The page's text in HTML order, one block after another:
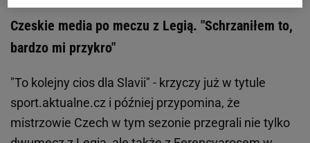
Czeskie media po meczu z Legią. "Schrzaniłem to,
bardzo mi przykro"
"To kolejny cios dla Slavii" - krzyczy już w tytule
sport.aktualne.cz i później przypomina, że
mistrzowie Czech w tym sezonie przegrali nie tylko